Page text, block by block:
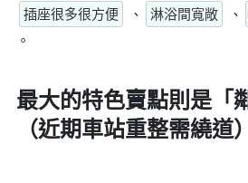
插座很多很方便
、 淋浴間寬敞 、
。
最大的特色賣點則是「
（近期車站重整需繞道